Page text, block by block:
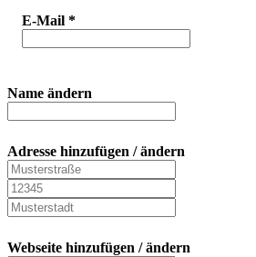
E-Mail *
Name ändern
Adresse hinzufügen / ändern
Webseite hinzufügen / ändern